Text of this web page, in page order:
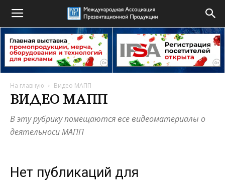
На главную Видео МАПП
ВИДЕО МАПП
В эту рубрику помещаются все видеоматериалы о
деятельноси МАПП
Нет публикаций для